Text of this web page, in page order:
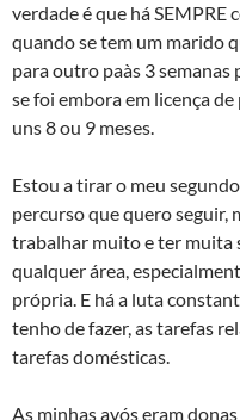
verdade é que há SEMPRE
quando se tem um marido
para outro paà­s 3 semanas
se foi embora em licença
uns 8 ou 9 meses.
Estou a tirar o meu
percurso que quero seguir,
trabalhar muito e ter muita
qualquer área,
própria. E há a luta
tenho de fazer, as tarefas
tarefas domésticas.
As minhas avós eram